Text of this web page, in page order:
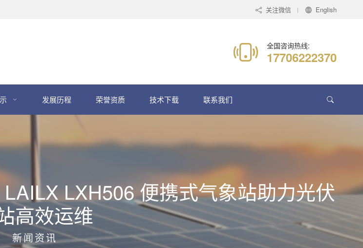
关注微信 English
全国咨询热线:
17706222370
发展历程 荣誉资质 技术下载 联系我们
LXH506 便携式气象站助力光伏
高效运维
新闻资讯